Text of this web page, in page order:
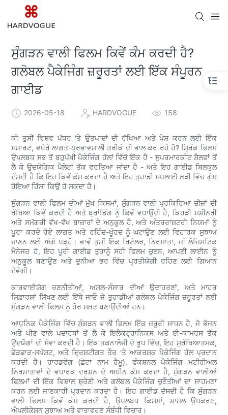
ਸੁੰਗੜਨ ਵਾਲੀ ਫਿਲਮ ਕਿਵੇਂ ਕੰਮ ਕਰਦੀ ਹੈ?
ਗਲੋਬਲ ਪੈਕੇਜਿੰਗ ਜ਼ਰੂਰਤਾਂ ਲਈ ਇੱਕ ਸੰਪੂਰਨ
ਗਾਈਡ
2026-05-18 HARDVOGUE 158
ਕੀ ਤੁਸੀਂ ਵਿਸ਼ਵ ਪੱਧਰ 'ਤੇ ਉਤਪਾਦਾਂ ਦੀ ਰੱਖਿਆ ਅਤੇ ਪੇਸ਼ ਕਰਨ ਲਈ ਇੱਕ
ਸਮਾਰਟ, ਵਧੇਰੇ ਲਾਗਤ-ਪ੍ਰਭਾਵਸ਼ਾਲੀ ਤਰੀਕੇ ਦੀ ਭਾਲ ਕਰ ਰਹੇ ਹੋ? ਸ਼੍ਰਿੰਕ ਫਿਲਮ
ਉਪਲਬਧ ਸਭ ਤੋਂ ਬਹੁਪੱਖੀ ਪੈਕੇਜਿੰਗ ਹੱਲਾਂ ਵਿੱਚੋਂ ਇੱਕ ਹੈ - ਸੁਪਰਮਾਰਕੀਟ ਸ਼ੈਲਫਾਂ ਤੋਂ
ਲੈ ਕੇ ਉਦਯੋਗਿਕ ਪੈਲੇਟਾਂ ਤੱਕ ਵਰਤਿਆ ਜਾਂਦਾ ਹੈ - ਅਤੇ ਇਹ ਗਾਈਡ ਬਿਲਕੁਲ
ਦੱਸਦੀ ਹੈ ਕਿ ਇਹ ਕਿਵੇਂ ਕੰਮ ਕਰਦਾ ਹੈ ਅਤੇ ਇਹ ਤੁਹਾਡੀ ਸਪਲਾਈ ਲੜੀ ਵਿੱਚ ਗੁੰਮ
ਹੋਇਆ ਹਿੱਸਾ ਕਿਉਂ ਹੋ ਸਕਦਾ ਹੈ।
ਸੁੰਗੜਨ ਵਾਲੀ ਫਿਲਮ ਦੀਆਂ ਮੁੱਖ ਕਿਸਮਾਂ, ਸੁੰਗੜਨ ਵਾਲੀ ਪ੍ਰਕਿਰਿਆ ਚੀਜ਼ਾਂ ਦੀ
ਰੱਖਿਆ ਕਿਵੇਂ ਕਰਦੀ ਹੈ ਅਤੇ ਬ੍ਰਾਂਡਿੰਗ ਨੂੰ ਕਿਵੇਂ ਵਧਾਉਂਦੀ ਹੈ, ਕਿਹੜੀ ਮਸ਼ੀਨਰੀ
ਅਤੇ ਸਮੱਗਰੀ ਵੱਖ-ਵੱਖ ਬਾਜ਼ਾਰਾਂ ਦੇ ਅਨੁਕੂਲ ਹੈ, ਅਤੇ ਅੰਤਰਰਾਸ਼ਟਰੀ ਨਿਯਮਾਂ ਨੂੰ
ਪੂਰਾ ਕਰਦੇ ਹੋਏ ਲਾਗਤ ਅਤੇ ਰਹਿੰਦ-ਖੂੰਹਦ ਨੂੰ ਘਟਾਉਣ ਲਈ ਵਿਹਾਰਕ ਸੁਝਾਅ
ਜਾਣਨ ਲਈ ਅੱਗੇ ਪੜ੍ਹੋ। ਭਾਵੇਂ ਤੁਸੀਂ ਇੱਕ ਰਿਟੇਲਰ, ਨਿਰਮਾਤਾ, ਜਾਂ ਲੌਜਿਸਟਿਕ
ਮੈਨੇਜਰ ਹੋ, ਇਹ ਪੂਰੀ ਗਾਈਡ ਤੁਹਾਨੂੰ ਸਹੀ ਫਿਲਮ ਚੁਣਨ, ਆਪਣੀ ਲਾਈਨ ਨੂੰ
ਅਨੁਕੂਲ ਬਣਾਉਣ ਅਤੇ ਦੁਨੀਆ ਭਰ ਵਿੱਚ ਪ੍ਰਤੀਯੋਗੀ ਰਹਿਣ ਲਈ ਗਿਆਨ
ਦੇਵੇਗੀ।
ਕਾਰਵਾਈਯੋਗ ਰਣਨੀਤੀਆਂ, ਅਸਲ-ਸੰਸਾਰ ਦੀਆਂ ਉਦਾਹਰਣਾਂ, ਅਤੇ ਮਾਹਰ
ਸਿਫ਼ਾਰਸ਼ਾਂ ਸਿੱਖਣ ਲਈ ਇੱਥੇ ਜਾਓ ਜੋ ਤੁਹਾਡੀਆਂ ਗਲੋਬਲ ਪੈਕੇਜਿੰਗ ਜ਼ਰੂਰਤਾਂ ਲਈ
ਸੁੰਗੜਨ ਵਾਲੀ ਫਿਲਮ ਨੂੰ ਹੋਰ ਸਖ਼ਤ ਬਣਾਉਂਦੀਆਂ ਹਨ।
ਆਧੁਨਿਕ ਪੈਕੇਜਿੰਗ ਵਿੱਚ ਸੁੰਗੜਨ ਵਾਲੀ ਫਿਲਮ ਇੱਕ ਜ਼ਰੂਰੀ ਸਾਧਨ ਹੈ, ਜੋ ਭੋਜਨ
ਅਤੇ ਪੀਣ ਵਾਲੇ ਪਦਾਰਥਾਂ ਤੋਂ ਲੈ ਕੇ ਇਲੈਕਟ੍ਰਾਨਿਕਸ ਅਤੇ ਈ-ਕਾਮਰਸ ਤੱਕ
ਉਦਯੋਗਾਂ ਦੀ ਸੇਵਾ ਕਰਦੀ ਹੈ। ਇੱਕ ਤਕਨਾਲੋਜੀ ਦੇ ਰੂਪ ਵਿੱਚ, ਇਹ ਸੁਰੱਖਿਆਤਮਕ,
ਛੇੜਛਾੜ-ਸਪੱਸ਼ਟ, ਅਤੇ ਦ੍ਰਿਸ਼ਟੀਗਤ ਤੌਰ 'ਤੇ ਆਕਰਸ਼ਕ ਪੈਕੇਜਿੰਗ ਹੱਲ ਪ੍ਰਦਾਨ
ਕਰਦੀ ਹੈ। ਹਾਰਡਵੋਗ (ਛੋਟਾ ਨਾਮ ਹੈਮੂ), ਫੰਕਸ਼ਨਲ ਪੈਕੇਜਿੰਗ ਮਟੀਰੀਅਲ
ਨਿਰਮਾਤਾਵਾਂ ਦੇ ਵਪਾਰਕ ਦਰਸ਼ਨ ਦੇ ਅਧੀਨ ਕੰਮ ਕਰਦਾ ਹੈ, ਸੁੰਗੜਨ ਵਾਲੀਆਂ
ਫਿਲਮਾਂ ਦੀ ਇੱਕ ਵਿਸ਼ਾਲ ਸ਼੍ਰੇਣੀ ਅਤੇ ਗਲੋਬਲ ਪੈਕੇਜਿੰਗ ਚੁਣੌਤੀਆਂ ਦਾ ਸਾਹਮਣਾ
ਕਰਨ ਲਈ ਜਾਣਕਾਰੀ ਪ੍ਰਦਾਨ ਕਰਦਾ ਹੈ। ਇਹ ਗਾਈਡ ਦੱਸਦੀ ਹੈ ਕਿ ਸੁੰਗੜਨ
ਵਾਲੀ ਫਿਲਮ ਕਿਵੇਂ ਕੰਮ ਕਰਦੀ ਹੈ, ਉਪਲਬਧ ਕਿਸਮਾਂ, ਸ਼ਾਮਲ ਉਪਕਰਣ,
ਐਪਲੀਕੇਸ਼ਨ ਸੁਝਾਅ ਅਤੇ ਵਾਤਾਵਰਣ ਸੰਬੰਧੀ ਵਿਚਾਰ।